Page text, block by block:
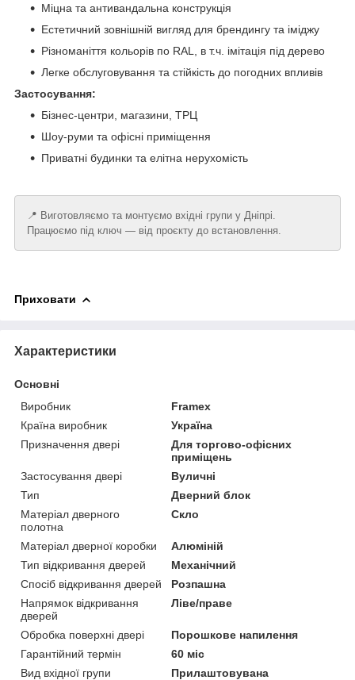
Міцна та антивандальна конструкція
Естетичний зовнішній вигляд для брендингу та іміджу
Різноманіття кольорів по RAL, в т.ч. імітація під дерево
Легке обслуговування та стійкість до погодних впливів
Застосування:
Бізнес-центри, магазини, ТРЦ
Шоу-руми та офісні приміщення
Приватні будинки та елітна нерухомість
📍 Виготовляємо та монтуємо вхідні групи у Дніпрі.
Працюємо під ключ — від проєкту до встановлення.
Приховати
Характеристики
Основні
Виробник
Framex
Країна виробник
Україна
Призначення двері
Для торгово-офісних
приміщень
Застосування двері
Вуличні
Тип
Дверний блок
Матеріал дверного
полотна
Скло
Матеріал дверної коробки
Алюміній
Тип відкривання дверей
Механічний
Спосіб відкривання дверей
Розпашна
Напрямок відкривання
дверей
Ліве/праве
Обробка поверхні двері
Порошкове напилення
Гарантійний термін
60 міс
Вид вхідної групи
Прилаштовувана